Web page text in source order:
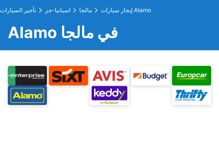
تأجير السيارات اسبانيا-جز مالجا إيجار سيارات Alamo
Alamo في مالجا